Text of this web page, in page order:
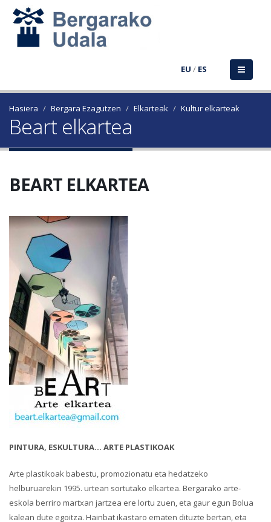
EU / ES
Hasiera Bergara Ezagutzen Elkarteak Kultur elkarteak
Beart elkartea
BEART ELKARTEA
PINTURA, ESKULTURA... ARTE PLASTIKOAK
Arte plastikoak babestu, promozionatu eta hedatzeko
helburuarekin 1995. urtean sortutako elkartea. Bergarako arte-
eskola berriro martxan jartzea ere lortu zuen, eta gaur egun Bolua
kalean dute egoitza. Hainbat ikastaro ematen dituzte bertan, eta